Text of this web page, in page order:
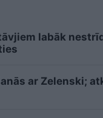
labāk
ar Zelenski;